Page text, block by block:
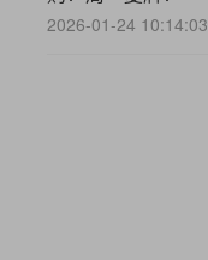
2026-01-24 10:14:03